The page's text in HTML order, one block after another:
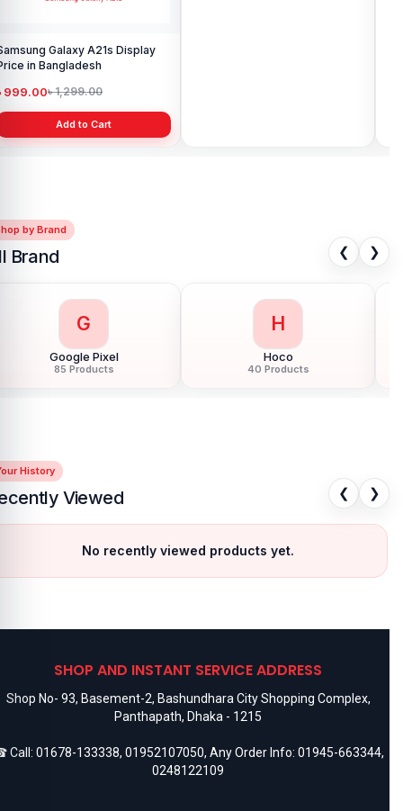
Galaxy A21s Display
in Bangladesh
999.00৳ 1,299.00
Add to Cart
by Brand
Brand ❮ ❯
G
Google Pixel
85 Products
H
Hoco
40 Products
History
Viewed ❮ ❯
No recently viewed products yet.
SHOP AND INSTANT SERVICE ADDRESS
Shop No- 93, Basement-2, Bashundhara City Shopping Complex,
Panthapath, Dhaka - 1215
Call: 01678-133338, 01952107050, Any Order Info: 01945-663344,
0248122109